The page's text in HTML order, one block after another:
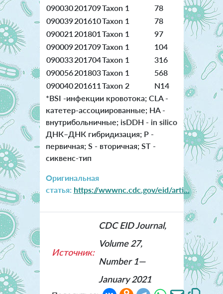
090030201709Taxon 1
78
090039201610Taxon 1
78
090021 201801 Taxon 1
97
090009201709Taxon 1
104
090033201704Taxon 1
316
090056201803Taxon 1
568
090040201611 Taxon 2
N14
*BSI -инфекции кровотока; CLA -
катетер-ассоциированные; HA -
внутрибольничные; isDDH - in silico
ДНК–ДНК гибридизация; P -
первичная; S - вторичная; ST -
сиквенс-тип
Оригинальная
статья: https://wwwnc.cdc.gov/eid/arti...
Источник:
CDC EID Journal,
Volume 27,
Number 1—
January 2021